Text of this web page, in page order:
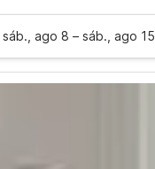
sáb., ago 8 – sáb., ago 15